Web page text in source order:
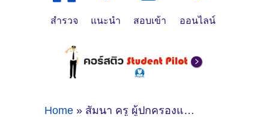
สำรวจ แนะนำ สอบเข้า ออนไลน์
Home » สัมนา ครู ผู้ปกครองและนักเรียน วางแผนการเรียนเพื่ออนาคตที่ดีกว่า